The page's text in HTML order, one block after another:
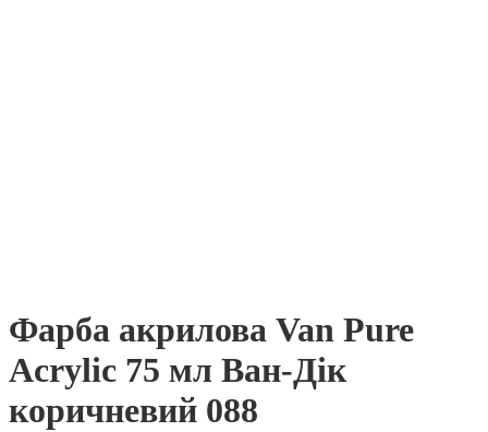
Фарба акрилова Van Pure
Acrylic 75 мл Ван-Дік
коричневий 088